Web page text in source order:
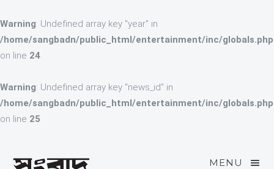
Warning: Undefined array key "year" in
/home/sangbadn/public_html/entertainment/inc/globals.php
on line 24
Warning: Undefined array key "news_id" in
/home/sangbadn/public_html/entertainment/inc/globals.php
on line 25
MENU